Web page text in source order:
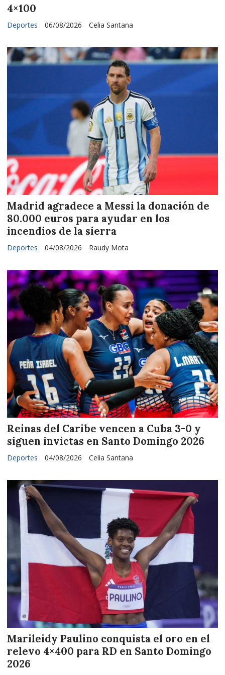
4×100
Celia Santana
Deportes 06/08/2026
Madrid agradece a Messi la donación de
80.000 euros para ayudar en los
incendios de la sierra
Raudy Mota
Deportes 04/08/2026
Reinas del Caribe vencen a Cuba 3-0 y
siguen invictas en Santo Domingo 2026
Celia Santana
Deportes 04/08/2026
Marileidy Paulino conquista el oro en el
relevo 4×400 para RD en Santo Domingo
2026